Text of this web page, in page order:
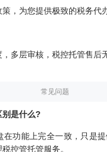
，为您提供极致的税务代
多层审核，税控托管售后
常见问题
别是什么?
功能上完全一致，只是提
控管托管服务。